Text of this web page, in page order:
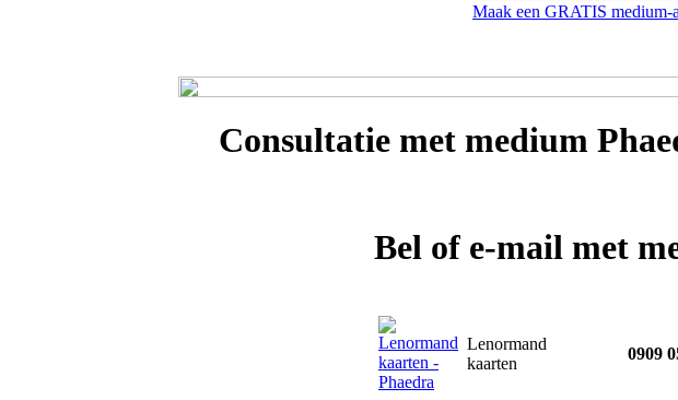
Maak een GRATIS medium-
Consultatie met medium
Bel of e-mail met
Lenormand
kaarten
0909